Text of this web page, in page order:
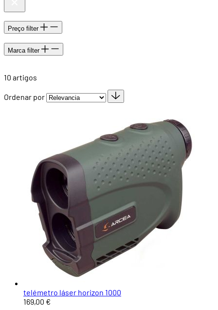
Preço filter
Marca filter
10 artigos
Ordenar por
telémetro láser horizon 1000
169,00 €